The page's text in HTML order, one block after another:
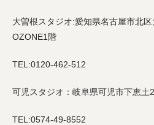
大曽根スタジオ:愛知県名古屋市北
OZONE1階
TEL:0120-462-512
可児スタジオ：岐阜県可児市下恵土
TEL:0574-49-8552